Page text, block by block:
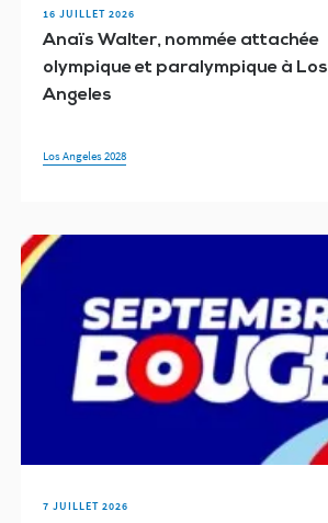
PyeongChang 2018
Tennis sourds et malentendants
16 JUILLET 2026
Anaïs Walter, nommée attachée
olympique et paralympique à Los
Angeles
Los Angeles 2028
7 JUILLET 2026